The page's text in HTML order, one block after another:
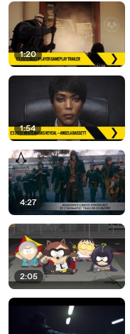
1:20
1:54
4:27
2:05